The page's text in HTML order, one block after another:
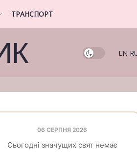
ТРАНСПОРТ
EN
06 СЕРПНЯ 2026
Сьогодні значущих свят немає